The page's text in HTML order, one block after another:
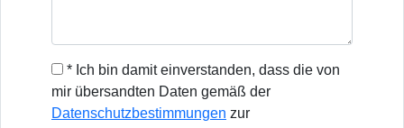
* Ich bin damit einverstanden, dass die von
mir übersandten Daten gemäß der
Datenschutzbestimmungen zur